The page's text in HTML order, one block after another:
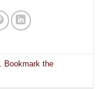
. Bookmark the